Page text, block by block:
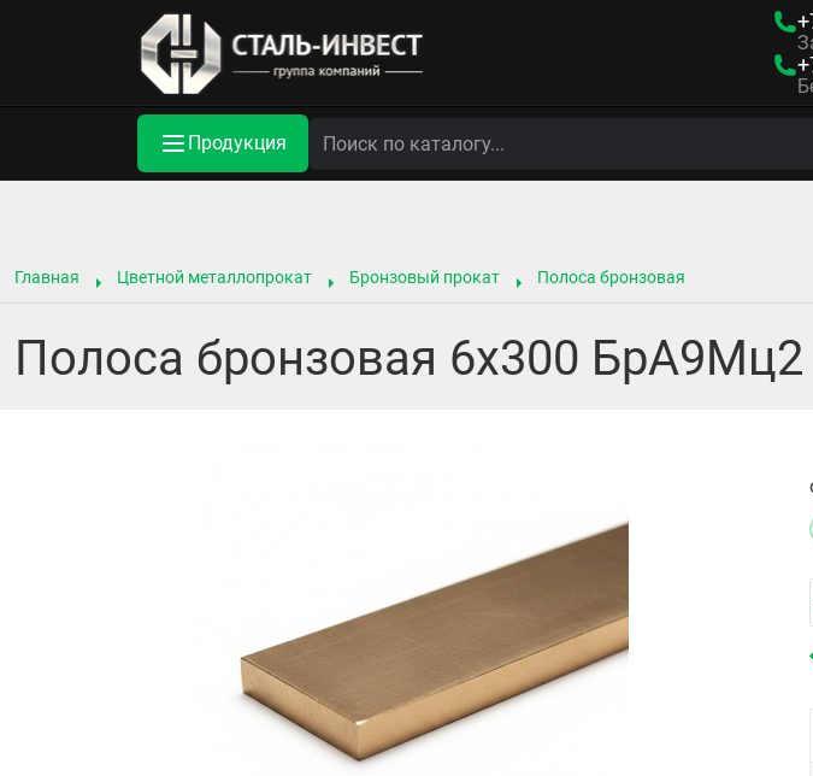
Продукция
Главная Цветной металлопрокат Бронзовый прокат Полоса бронзовая
Полоса бронзовая 6х300